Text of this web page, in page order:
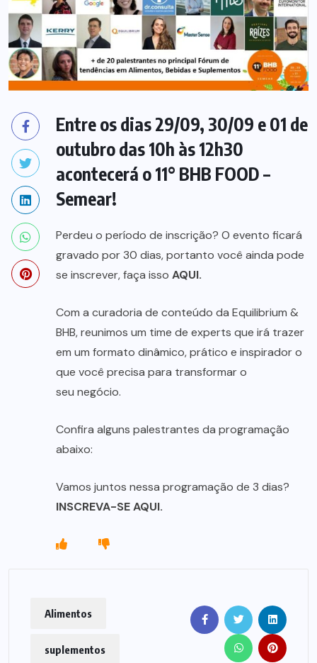
Entre os dias 29/09, 30/09 e 01 de
outubro das 10h às 12h30
acontecerá o 11° BHB FOOD –
Semear!
Perdeu o período de inscrição? O evento ficará
gravado por 30 dias, portanto você ainda pode
se inscrever, faça isso AQUI.
Com a curadoria de conteúdo da Equilibrium &
BHB, reunimos um time de experts que irá trazer
em um formato dinâmico, prático e inspirador o
que você precisa para transformar o
seu negócio.
Confira alguns palestrantes da programação
abaixo:
Vamos juntos nessa programação de 3 dias?
INSCREVA-SE AQUI.
Alimentos
suplementos